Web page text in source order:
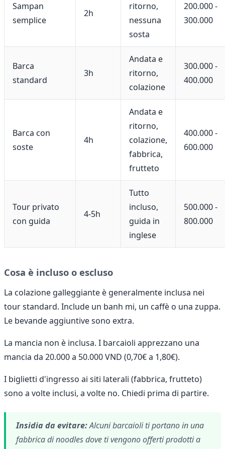
Sampan
semplice
2h
ritorno,
nessuna
sosta
200.000 -
300.000
Barca
standard
3h
Andata e
ritorno,
colazione
300.000 -
400.000
Barca con
soste
4h
Andata e
ritorno,
colazione,
fabbrica,
frutteto
400.000 -
600.000
Tour privato
con guida
4-5h
Tutto
incluso,
guida in
inglese
500.000 -
800.000
Cosa è incluso o escluso
La colazione galleggiante è generalmente inclusa nei
tour standard. Include un banh mi, un caffè o una zuppa.
Le bevande aggiuntive sono extra.
La mancia non è inclusa. I barcaioli apprezzano una
mancia da 20.000 a 50.000 VND (0,70€ a 1,80€).
I biglietti d'ingresso ai siti laterali (fabbrica, frutteto)
sono a volte inclusi, a volte no. Chiedi prima di partire.
Insidia da evitare:Alcuni barcaioli ti portano in una
fabbrica di noodles dove ti vengono offerti prodotti a